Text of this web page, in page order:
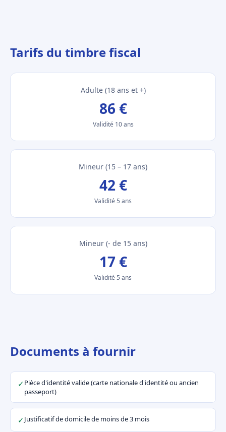
Tarifs du timbre fiscal
Adulte (18 ans et +)
86 €
Validité 10 ans
Mineur (15 – 17 ans)
42 €
Validité 5 ans
Mineur (- de 15 ans)
17 €
Validité 5 ans
Documents à fournir
✓ Pièce d'identité valide (carte nationale d'identité ou ancien
passeport)
✓Justificatif de domicile de moins de 3 mois